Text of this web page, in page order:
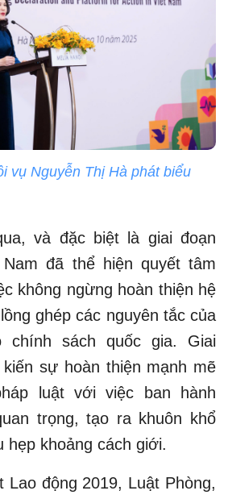
vụ Nguyễn Thị Hà phát biểu
và đặc biệt là giai đoạn
Nam đã thể hiện quyết tâm
không ngừng hoàn thiện hệ
ghép các nguyên tắc của
chính sách quốc gia. Giai
sự hoàn thiện mạnh mẽ
luật với việc ban hành
trọng, tạo ra khuôn khổ
hẹp khoảng cách giới.
Lao động 2019, Luật Phòng,